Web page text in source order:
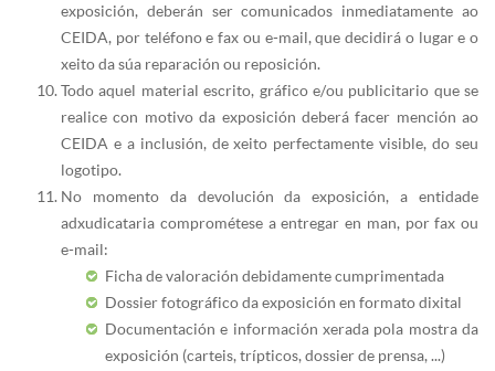
exposición, deberán ser comunicados inmediatamente ao
CEIDA, por teléfono e fax ou e-mail, que decidirá o lugar e o
xeito da súa reparación ou reposición.
Todo aquel material escrito, gráfico e/ou publicitario que se
realice con motivo da exposición deberá facer mención ao
CEIDA e a inclusión, de xeito perfectamente visible, do seu
logotipo.
No momento da devolución da exposición, a entidade
adxudicataria comprométese a entregar en man, por fax ou
e-mail:
Ficha de valoración debidamente cumprimentada
Dossier fotográfico da exposición en formato dixital
Documentación e información xerada pola mostra da
exposición (carteis, trípticos, dossier de prensa, ...)